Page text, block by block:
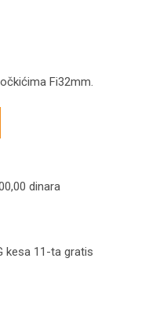
Fi32mm.
sa točkićima Fi32mm Art.
dinara
kesa 11-ta gratis